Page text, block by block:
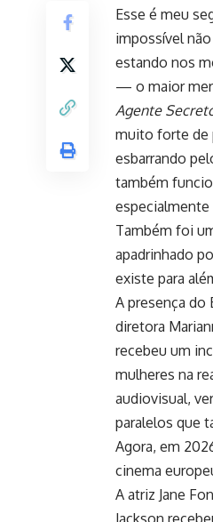
Esse é meu
impossível
estando nos
— o maior
Agente
muito forte de
esbarrando
também
especialmente
Também foi
apadrinhado
existe para
A presença
diretora
recebeu um
mulheres na
audiovisual,
paralelos que
Agora, em
cinema
A atriz Jane
Jackson